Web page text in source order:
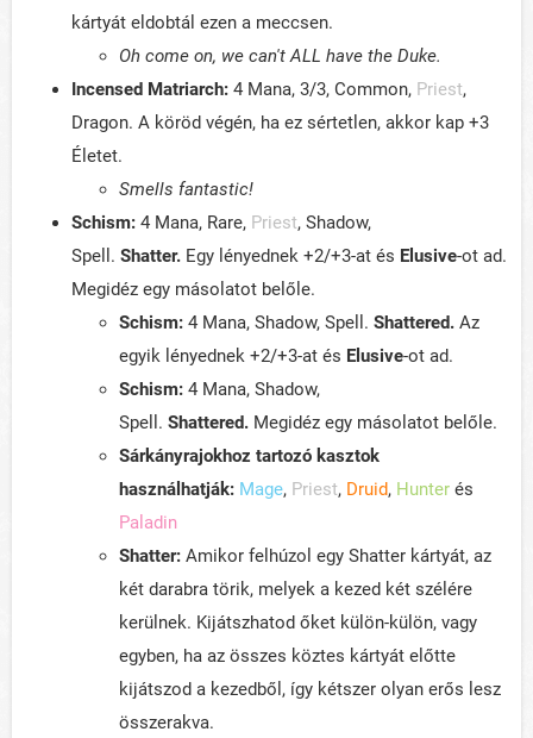
kártyát eldobtál ezen a meccsen.
Oh come on, we can't ALL have the Duke.
Incensed Matriarch: 4 Mana, 3/3, Common, Priest,
Dragon. A köröd végén, ha ez sértetlen, akkor kap +3
Életet.
Smells fantastic!
Schism: 4 Mana, Rare, Priest, Shadow,
Spell. Shatter. Egy lényednek +2/+3-at és Elusive-ot ad.
Megidéz egy másolatot belőle.
Schism: 4 Mana, Shadow, Spell. Shattered. Az
egyik lényednek +2/+3-at és Elusive-ot ad.
Schism: 4 Mana, Shadow,
Spell. Shattered. Megidéz egy másolatot belőle.
Sárkányrajokhoz tartozó kasztok
használhatják: Mage, Priest, Druid, Hunter és
Paladin
Shatter: Amikor felhúzol egy Shatter kártyát, az
két darabra törik, melyek a kezed két szélére
kerülnek. Kijátszhatod őket külön-külön, vagy
egyben, ha az összes köztes kártyát előtte
kijátszod a kezedből, így kétszer olyan erős lesz
összerakva.